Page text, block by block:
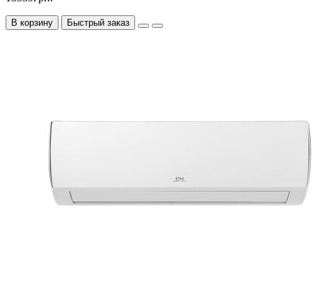
В корзину Быстрый заказ